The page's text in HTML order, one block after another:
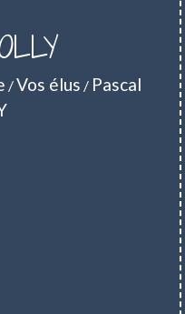
/Vos élus / Pascal